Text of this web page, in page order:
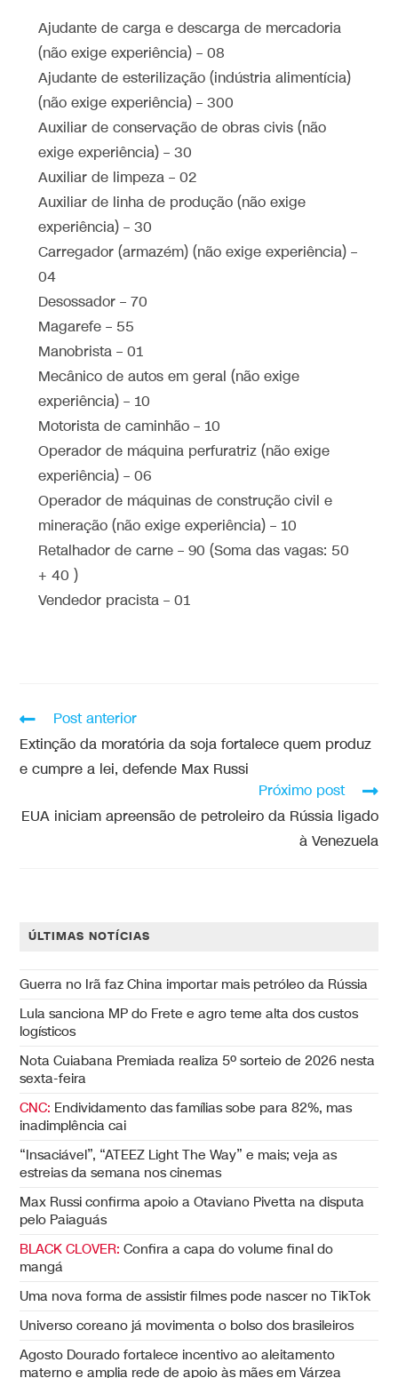
Ajudante de carga e descarga de mercadoria
(não exige experiência) – 08
Ajudante de esterilização (indústria alimentícia)
(não exige experiência) – 300
Auxiliar de conservação de obras civis (não
exige experiência) – 30
Auxiliar de limpeza – 02
Auxiliar de linha de produção (não exige
experiência) – 30
Carregador (armazém) (não exige experiência) –
04
Desossador – 70
Magarefe – 55
Manobrista – 01
Mecânico de autos em geral (não exige
experiência) – 10
Motorista de caminhão – 10
Operador de máquina perfuratriz (não exige
experiência) – 06
Operador de máquinas de construção civil e
mineração (não exige experiência) – 10
Retalhador de carne – 90 (Soma das vagas: 50
+ 40 )
Vendedor pracista – 01
Post anterior
Extinção da moratória da soja fortalece quem produz
e cumpre a lei, defende Max Russi
Próximo post
EUA iniciam apreensão de petroleiro da Rússia ligado
à Venezuela
ÚLTIMAS NOTÍCIAS
Guerra no Irã faz China importar mais petróleo da Rússia
Lula sanciona MP do Frete e agro teme alta dos custos
logísticos
Nota Cuiabana Premiada realiza 5º sorteio de 2026 nesta
sexta-feira
CNC: Endividamento das famílias sobe para 82%, mas
inadimplência cai
“Insaciável”, “ATEEZ Light The Way” e mais; veja as
estreias da semana nos cinemas
Max Russi confirma apoio a Otaviano Pivetta na disputa
pelo Paiaguás
BLACK CLOVER: Confira a capa do volume final do
mangá
Uma nova forma de assistir filmes pode nascer no TikTok
Universo coreano já movimenta o bolso dos brasileiros
Agosto Dourado fortalece incentivo ao aleitamento
materno e amplia rede de apoio às mães em Várzea